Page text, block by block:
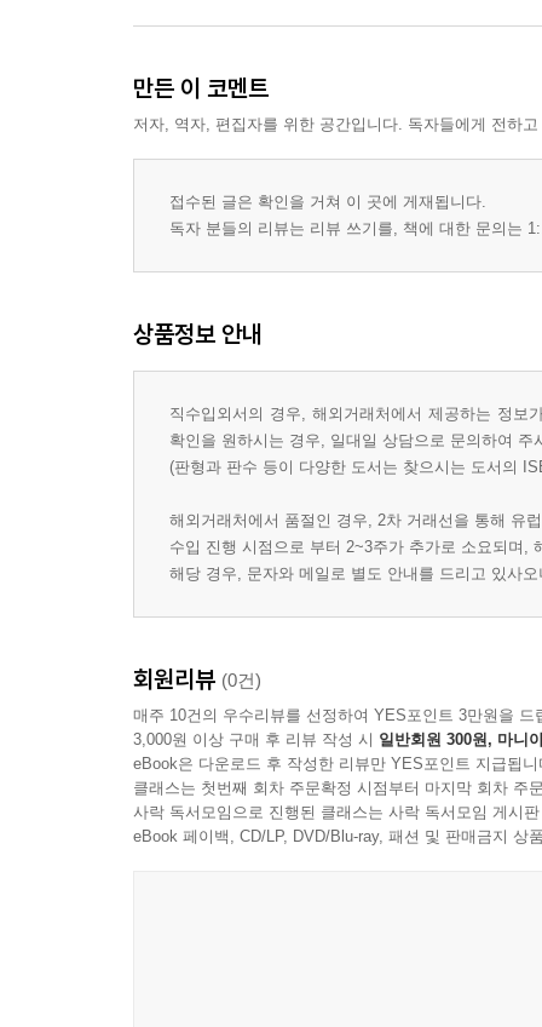
만든 이 코멘트
저자, 역자, 편집자를 위한 공간입니다. 독자들에게 전하
접수된 글은 확인을 거쳐 이 곳에 게재됩니다.
독자 분들의 리뷰는 리뷰 쓰기를, 책에 대한 문의는
상품정보 안내
직수입외서의 경우, 해외거래처에서 제공하는 정
확인을 원하시는 경우, 일대일 상담으로 문의하여 주
(판형과 판수 등이 다양한 도서는 찾으시는 도서의
해외거래처에서 품절인 경우, 2차 거래선을 통해 유
수입 진행 시점으로 부터 2~3주가 추가로 소요되며,
해당 경우, 문자와 메일로 별도 안내를 드리고 있사
회원리뷰 (0건)
매주 10건의 우수리뷰를 선정하여 YES포인트 3만원을 드
3,000원 이상 구매 후 리뷰 작성 시 일반회원 300원, 마니
eBook은 다운로드 후 작성한 리뷰만 YES포인트 지급됩니
클래스는 첫번째 회차 주문확정 시점부터 마지막 회차 주
사락 독서모임으로 진행된 클래스는 사락 독서모임 게시
eBook 페이백, CD/LP, DVD/Blu-ray, 패션 및 판매금지 상